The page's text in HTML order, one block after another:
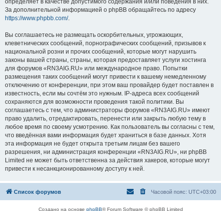
определяет в качестве допустимого содержания и/или поведения в них.
За дополнительной информацией о phpBB обращайтесь по адресу
https://www.phpbb.com/.
Вы соглашаетесь не размещать оскорбительных, угрожающих,
клеветнических сообщений, порнографических сообщений, призывов к
национальной розни и прочих сообщений, которые могут нарушить
законы вашей страны, страны, которая предоставляет услуги хостинга
для форумов «RN3AIG.RU» или международное право. Попытки
размещения таких сообщений могут привести к вашему немедленному
отключению от конференции, при этом ваш провайдер будет поставлен в
известность, если мы сочтём это нужным. IP-адреса всех сообщений
сохраняются для возможности проведения такой политики. Вы
соглашаетесь с тем, что администраторы форумов «RN3AIG.RU» имеют
право удалить, отредактировать, перенести или закрыть любую тему в
любое время по своему усмотрению. Как пользователь вы согласны с тем,
что введённая вами информация будет храниться в базе данных. Хотя
эта информация не будет открыта третьим лицам без вашего
разрешения, ни администрация конференции «RN3AIG.RU», ни phpBB
Limited не может быть ответственна за действия хакеров, которые могут
привести к несанкционированному доступу к ней.
Список форумов Часовой пояс: UTC+03:00
Создано на основе phpBB® Forum Software © phpBB Limited